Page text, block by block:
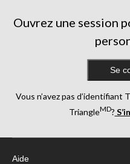
Ouvrez une session
Se
Vous n’avez pas d’identifiant
TriangleMD?
Aide